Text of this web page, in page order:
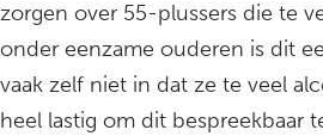
zorgen over 55-plussers die te
onder eenzame ouderen is dit
vaak zelf niet in dat ze te veel
heel lastig om dit bespreekbaar